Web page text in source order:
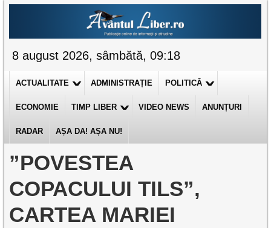
8 august 2026, sâmbătă, 09:18
ACTUALITATE ADMINISTRAȚIE POLITICĂ
ECONOMIE TIMP LIBER VIDEO NEWS ANUNȚURI
RADAR AȘA DA! AȘA NU!
”POVESTEA
COPACULUI TILS”,
CARTEA MARIEI